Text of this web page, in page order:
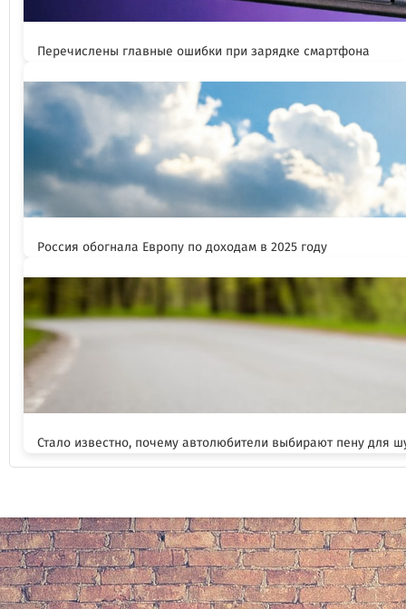
Перечислены главные ошибки при зарядке смартфона
Россия обогнала Европу по доходам в 2025 году
Стало известно, почему автолюбители выбирают пену для